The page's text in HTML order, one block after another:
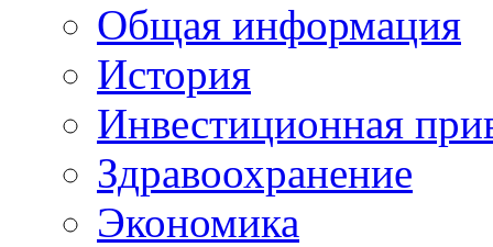
Общая информация
История
Инвестиционная
Здравоохранение
Экономика